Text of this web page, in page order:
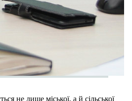
не лише міської, а й сільської